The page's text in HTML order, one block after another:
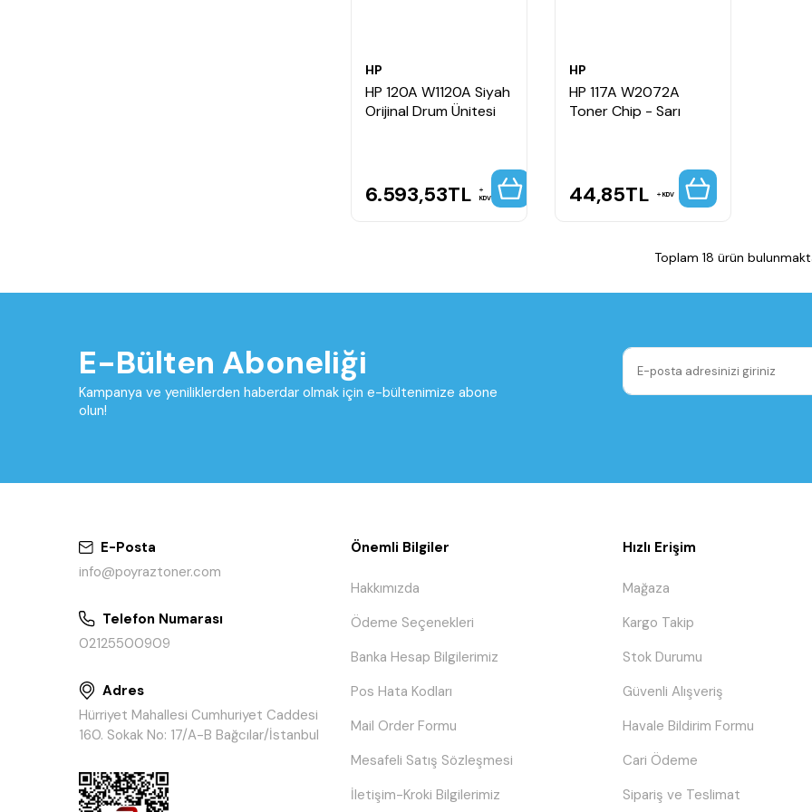
HP
HP 120A W1120A Siyah
Orijinal Drum Ünitesi
6.593,53TL KDV
HP
HP 117A W2072A
Toner Chip - Sarı
44,85TL KDV
Toplam 18 ürün
E-Bülten Aboneliği
Kampanya ve yeniliklerden haberdar olmak için e-bültenimize abone
olun!
E-Posta
info@poyraztoner.com
Telefon Numarası
02125500909
Adres
Hürriyet Mahallesi Cumhuriyet Caddesi
160. Sokak No: 17/A-B Bağcılar/İstanbul
Önemli Bilgiler
Hakkımızda
Ödeme Seçenekleri
Banka Hesap Bilgilerimiz
Pos Hata Kodları
Mail Order Formu
Mesafeli Satış Sözleşmesi
İletişim-Kroki Bilgilerimiz
Hızlı Erişim
Mağaza
Kargo Takip
Stok Durumu
Güvenli Alışveriş
Havale Bildirim Formu
Cari Ödeme
Sipariş ve Teslimat